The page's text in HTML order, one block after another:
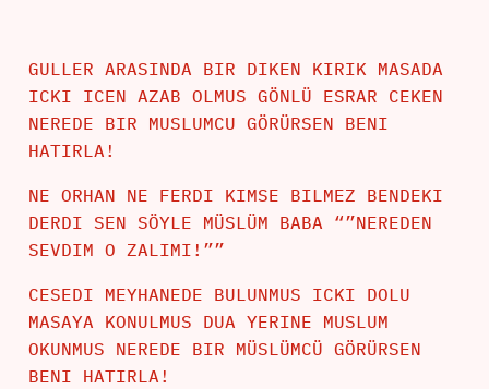
GULLER ARASINDA BIR DIKEN KIRIK MASADA
ICKI ICEN AZAB OLMUS GÖNLÜ ESRAR CEKEN
NEREDE BIR MUSLUMCU GÖRÜRSEN BENI
HATIRLA!
NE ORHAN NE FERDI KIMSE BILMEZ BENDEKI
DERDI SEN SÖYLE MÜSLÜM BABA “”NEREDEN
SEVDIM O ZALIMI!””
CESEDI MEYHANEDE BULUNMUS ICKI DOLU
MASAYA KONULMUS DUA YERINE MUSLUM
OKUNMUS NEREDE BIR MÜSLÜMCÜ GÖRÜRSEN
BENI HATIRLA!